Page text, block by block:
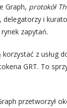
Graph, protokół
delegatorzy i
zapytań.
z usług
GRT. To
przetworzył